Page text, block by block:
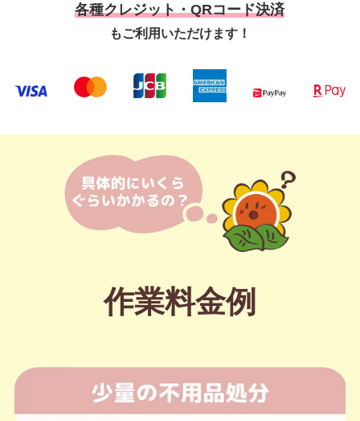
各種クレジット・QRコード決済
もご利用いただけます！
作業料金例